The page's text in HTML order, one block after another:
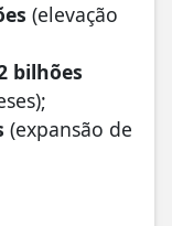
(elevação
bilhões
(expansão de